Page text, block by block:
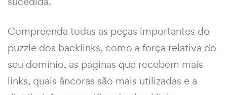
Compreenda todas as peças importantes do
puzzle dos backlinks, como a força relativa do
seu domínio, as páginas que recebem mais
links, quais âncoras são mais utilizadas e a